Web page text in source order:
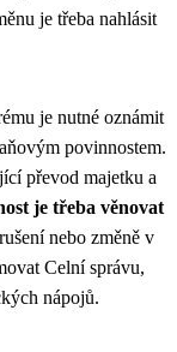
je třeba nahlásit
je nutné oznámit
povinnostem.
převod majetku a
je třeba věnovat
nebo změně v
Celní správu,
nápojů.